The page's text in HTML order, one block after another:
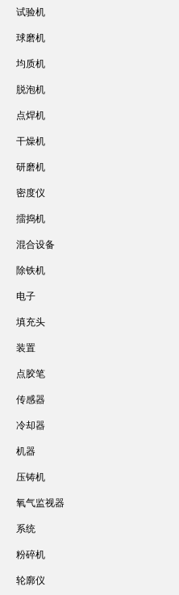
试验机
球磨机
均质机
脱泡机
点焊机
干燥机
研磨机
密度仪
擂捣机
混合设备
除铁机
电子
填充头
装置
点胶笔
传感器
冷却器
机器
压铸机
氧气监视器
系统
粉碎机
轮廓仪